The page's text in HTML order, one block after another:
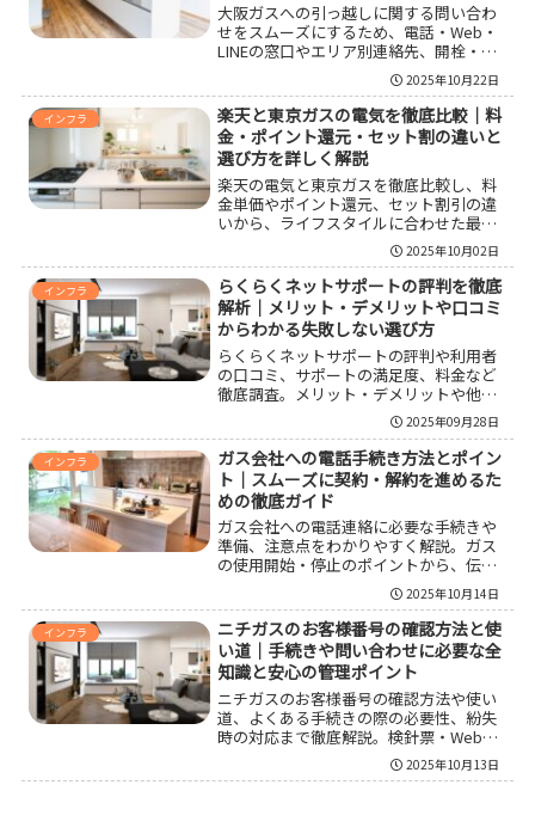
大阪ガスへの引っ越しに関する問い合わ
せをスムーズにするため、電話・Web・
LINEの窓口やエリア別連絡先、開栓・停
止の手順、所要日数や祝日対応、立ち合
いの注意点、混雑時の対策やトラブル対
応、マイ大阪ガスやWebフォームの活用
法まで具体的にわかりやすく案内しま
す。申し込みのベストタイミングや混雑
予測、電話がつながらない時の代替手段
も紹介し、初めての人でも安心して手続
きできる内容です。
2025年10月22日
インフラ
楽天と東京ガスの電気を徹底比較｜料
金・ポイント還元・セット割の違いと
選び方を詳しく解説
楽天の電気と東京ガスを徹底比較し、料
金単価やポイント還元、セット割引の違
いから、ライフスタイルに合わせた最適
な選び方まで詳しく解説。乗り換え手続
きや他社との料金差、各サービスのメリ
ット・デメリットも分かりやすく紹介し
ます。
2025年10月02日
インフラ
らくらくネットサポートの評判を徹底
解析｜メリット・デメリットや口コミ
からわかる失敗しない選び方
らくらくネットサポートの評判や利用者
の口コミ、サポートの満足度、料金など
徹底調査。メリット・デメリットや他社
比較も網羅し、初めての契約やネット設
定が苦手な方が後悔しないための選び方
と注意点をわかりやすく解説します。
2025年09月28日
インフラ
ガス会社への電話手続き方法とポイン
ト｜スムーズに契約・解約を進めるた
めの徹底ガイド
ガス会社への電話連絡に必要な手続きや
準備、注意点をわかりやすく解説。ガス
の使用開始・停止のポイントから、伝え
るべき情報、電話が繋がりやすい時間帯
まで詳しくご紹介します。効率的に進め
たい方必見の内容です。
2025年10月14日
インフラ
ニチガスのお客様番号の確認方法と使
い道｜手続きや問い合わせに必要な全
知識と安心の管理ポイント
ニチガスのお客様番号の確認方法や使い
道、よくある手続きの際の必要性、紛失
時の対応まで徹底解説。検針票・Web・
請求書・アプリでの確認手順や管理の注
意点、サポート窓口情報も網羅し、安心
2025年10月13日